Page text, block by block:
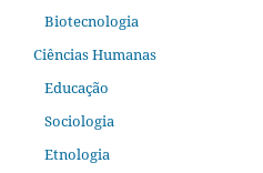
Biotecnologia
Ciências Humanas
Educação
Sociologia
Etnologia